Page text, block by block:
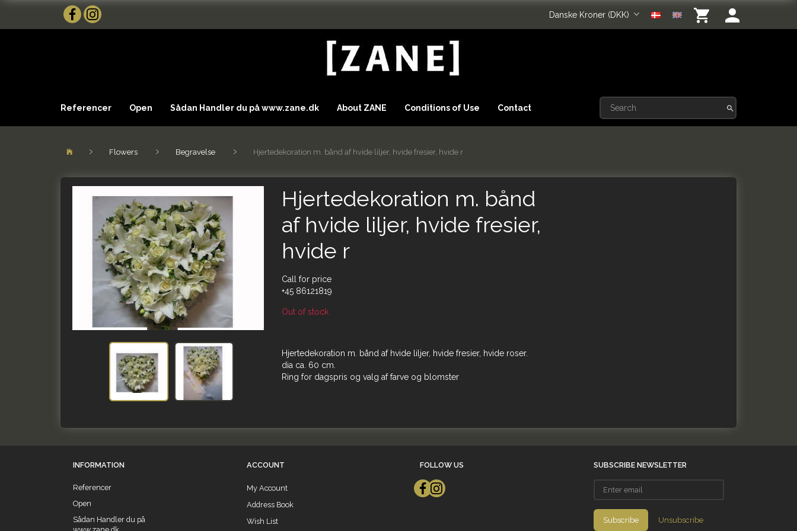
Danske Kroner (DKK)
Referencer Open Sådan Handler du på www.zane.dk About ZANE Conditions of Use Contact
Flowers Begravelse Hjertedekoration m. bånd af hvide liljer, hvide fresier, hvide r
Hjertedekoration m. bånd
af hvide liljer, hvide fresier,
hvide r
Call for price
+45 86121819
Out of stock
Hjertedekoration m. bånd af hvide liljer, hvide fresier, hvide roser.
dia ca. 60 cm.
Ring for dagspris og valg af farve og blomster
INFORMATION
Referencer
Open
Sådan Handler du på
ACCOUNT
My Account
Address Book
Wish List
FOLLOW US SUBSCRIBE NEWSLETTER
email
Subscribe Unsubscribe